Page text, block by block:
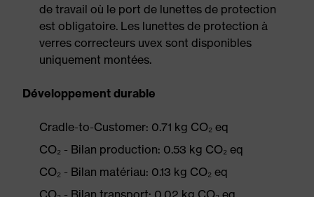
de travail où le port de lunettes de protection
est obligatoire. Les lunettes de protection à
verres correcteurs uvex sont disponibles
uniquement montées.
Développement durable
Cradle-to-Customer: 0.71 kg CO₂ eq
CO₂ - Bilan production: 0.53 kg CO₂ eq
CO₂ - Bilan matériau: 0.13 kg CO₂ eq
CO₂ - Bilan transport: 0.02 kg CO₂ eq